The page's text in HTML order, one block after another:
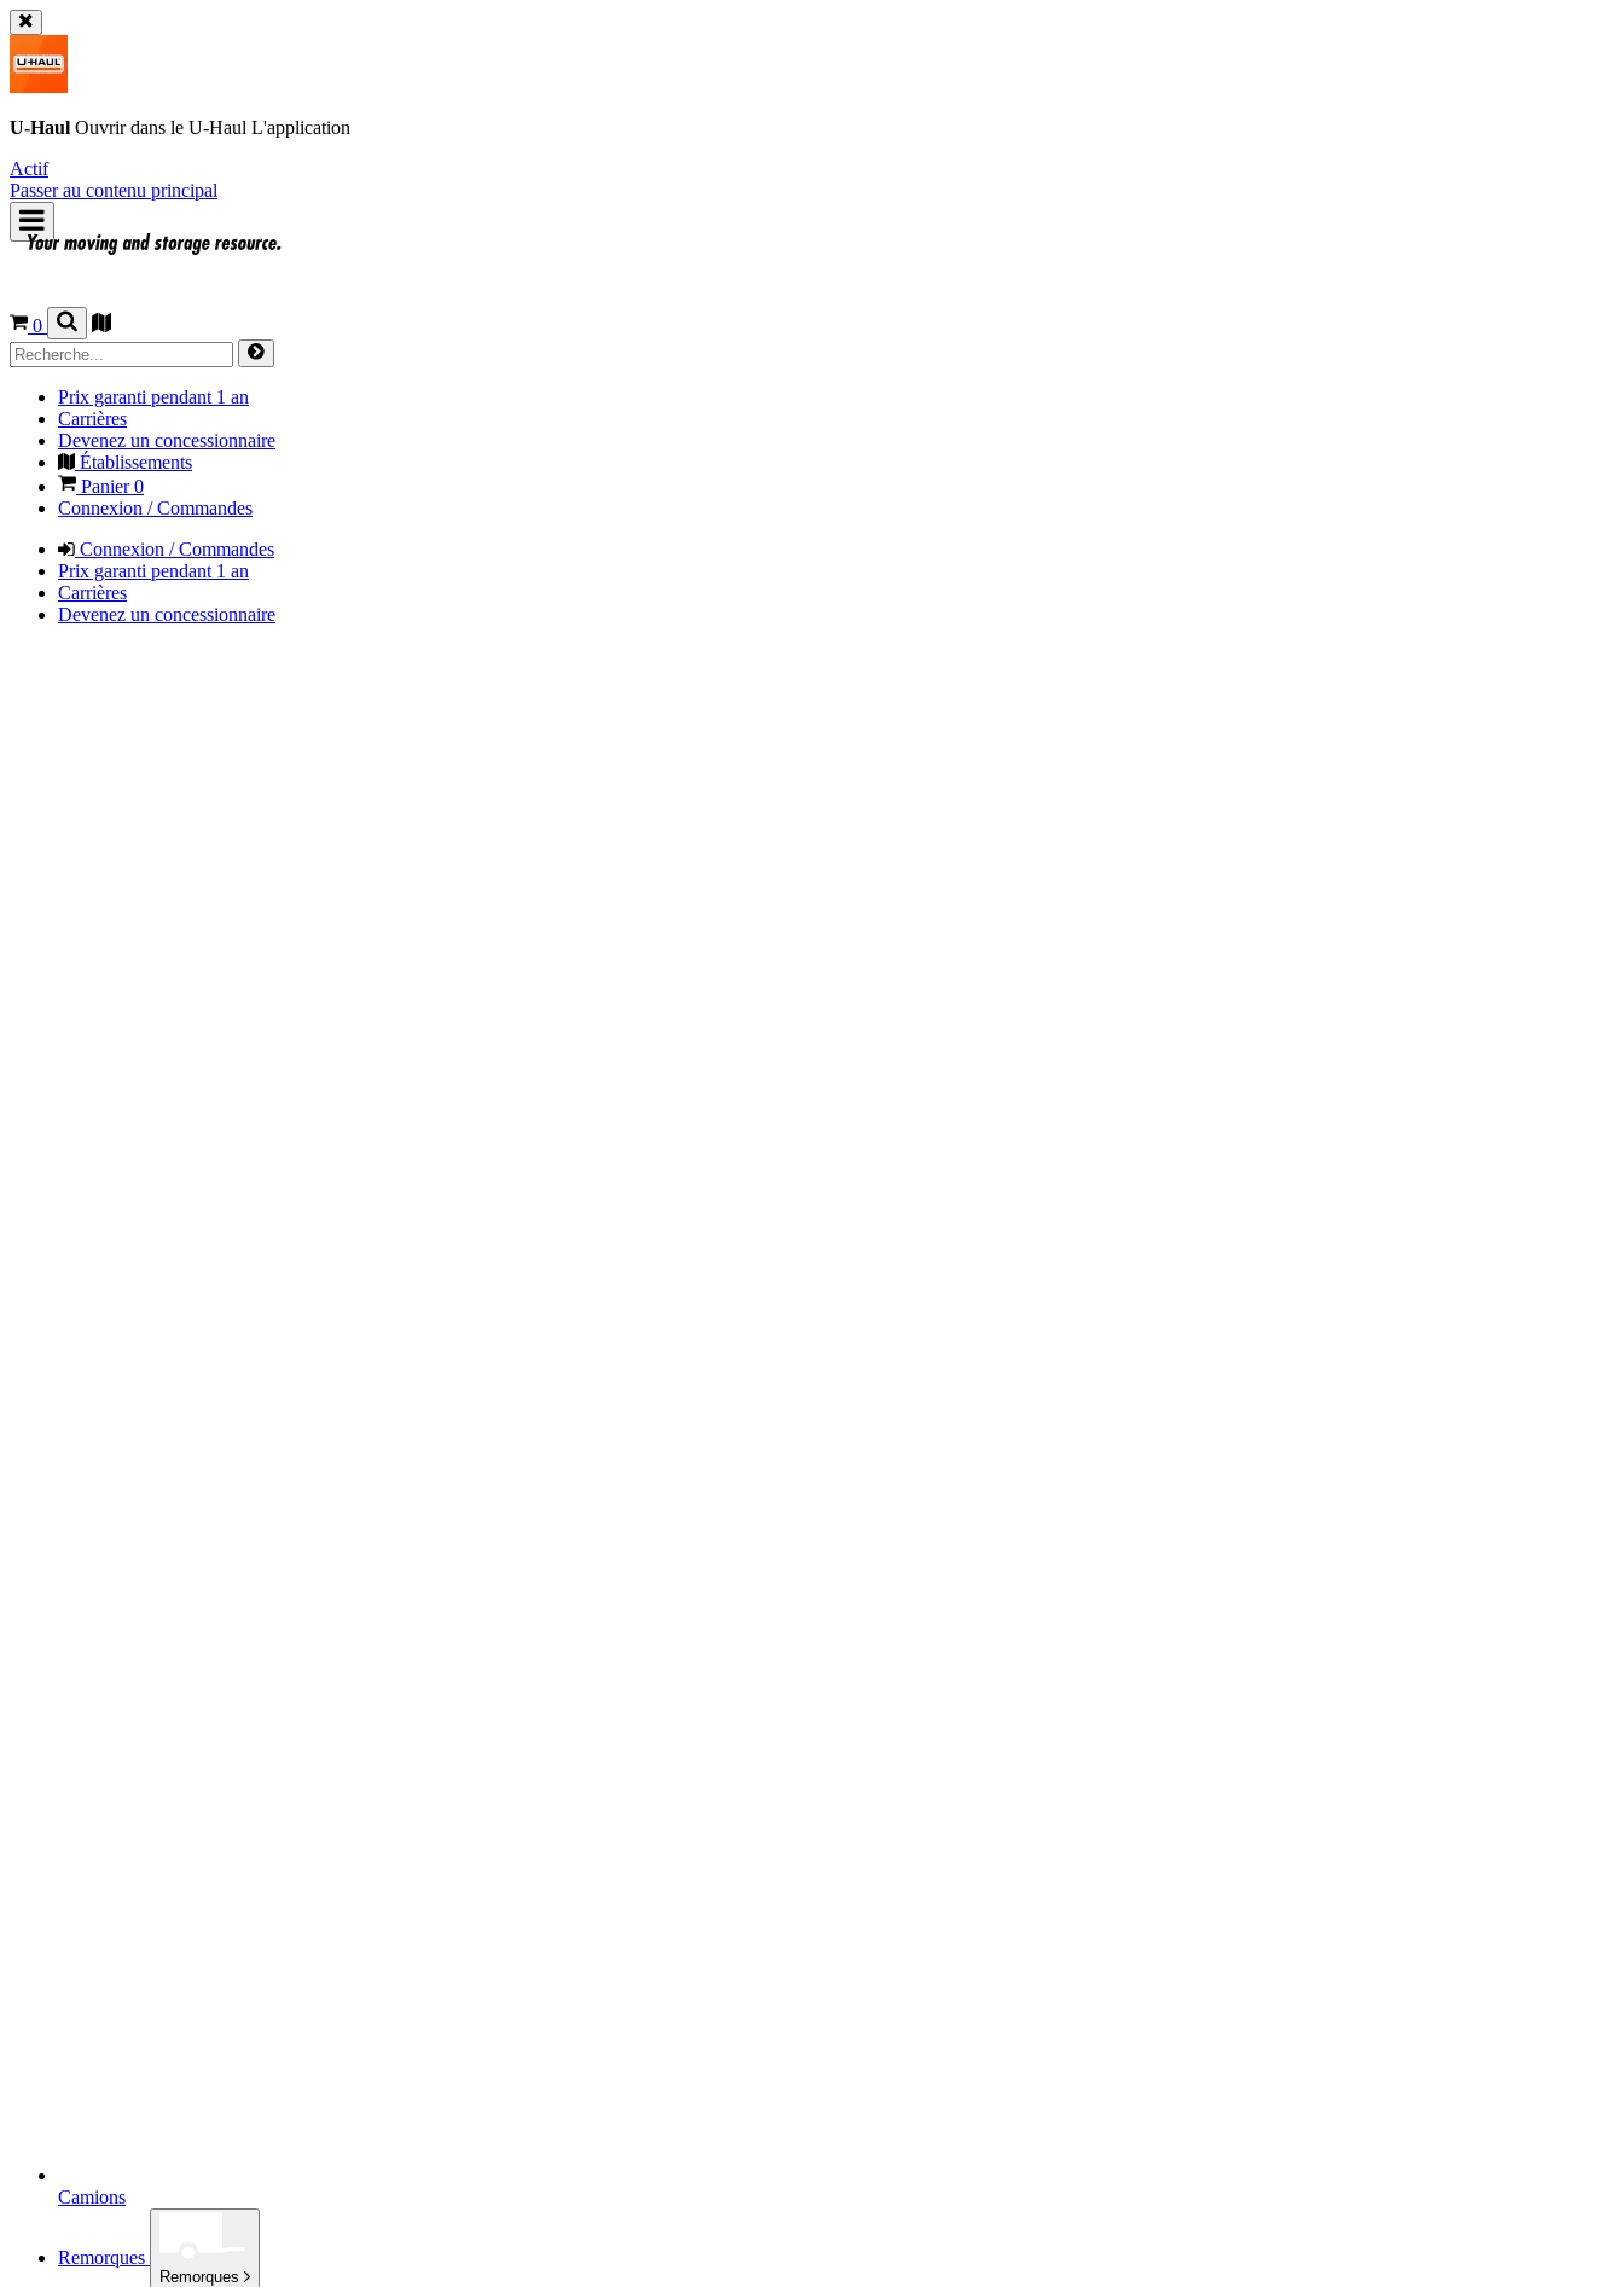
U-Haul Ouvrir dans le U-Haul L'application
Actif
Passer au contenu principal
0
Prix garanti pendant 1 an
Carrières
Devenez un concessionnaire
Établissements
Panier0
Connexion / Commandes
Connexion / Commandes
Prix garanti pendant 1 an
Carrières
Devenez un concessionnaire
Camions
Remorques
Remorques